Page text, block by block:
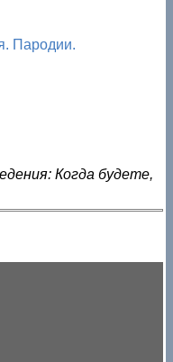
Пародии.
Когда будете,